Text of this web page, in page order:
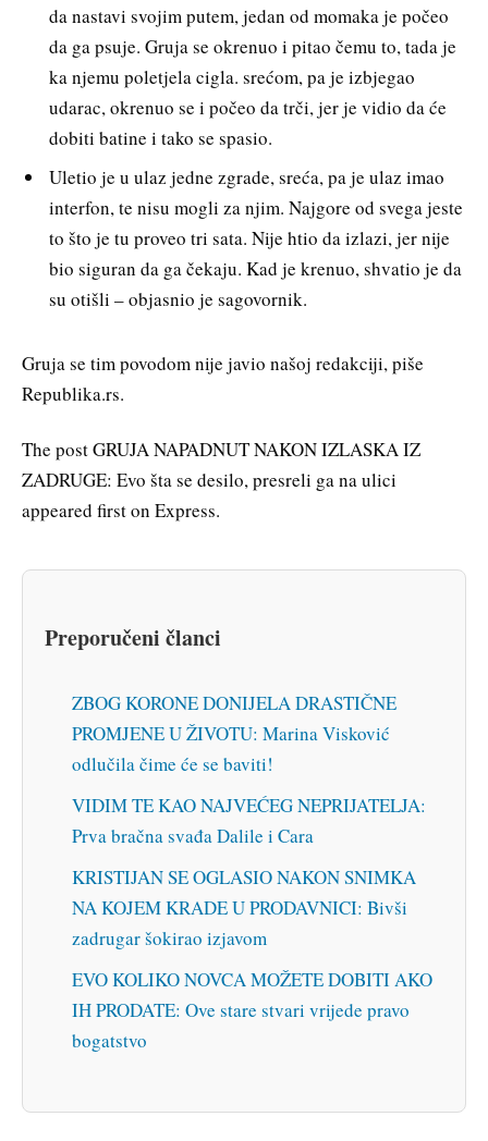
da nastavi svojim putem, jedan od momaka je počeo
da ga psuje. Gruja se okrenuo i pitao čemu to, tada je
ka njemu poletjela cigla. srećom, pa je izbjegao
udarac, okrenuo se i počeo da trči, jer je vidio da će
dobiti batine i tako se spasio.
Uletio je u ulaz jedne zgrade, sreća, pa je ulaz imao
interfon, te nisu mogli za njim. Najgore od svega jeste
to što je tu proveo tri sata. Nije htio da izlazi, jer nije
bio siguran da ga čekaju. Kad je krenuo, shvatio je da
su otišli – objasnio je sagovornik.
Gruja se tim povodom nije javio našoj redakciji, piše
Republika.rs.
The post GRUJA NAPADNUT NAKON IZLASKA IZ
ZADRUGE: Evo šta se desilo, presreli ga na ulici
appeared first on Express.
Preporučeni članci
ZBOG KORONE DONIJELA DRASTIČNE
PROMJENE U ŽIVOTU: Marina Visković
odlučila čime će se baviti!
VIDIM TE KAO NAJVEĆEG NEPRIJATELJA:
Prva bračna svađa Dalile i Cara
KRISTIJAN SE OGLASIO NAKON SNIMKA
NA KOJEM KRADE U PRODAVNICI: Bivši
zadrugar šokirao izjavom
EVO KOLIKO NOVCA MOŽETE DOBITI AKO
IH PRODATE: Ove stare stvari vrijede pravo
bogatstvo